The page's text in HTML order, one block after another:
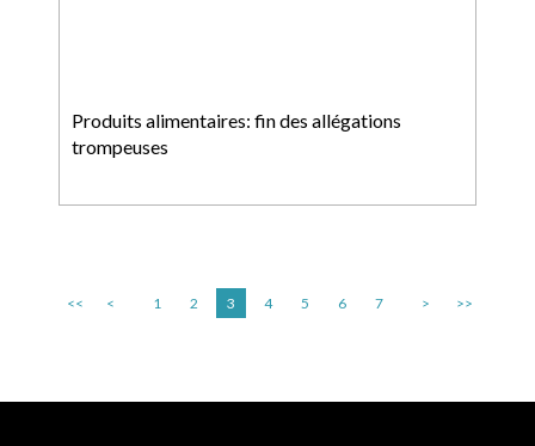
Produits alimentaires: fin des allégations
trompeuses
<< < 1 2 3 4 5 6 7 > >>